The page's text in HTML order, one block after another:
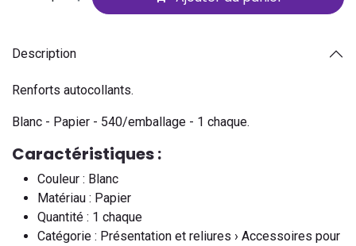
Description
Renforts autocollants.
Blanc - Papier - 540/emballage - 1 chaque.
Caractéristiques :
Couleur : Blanc
Matériau : Papier
Quantité : 1 chaque
Catégorie : Présentation et reliures › Accessoires pour